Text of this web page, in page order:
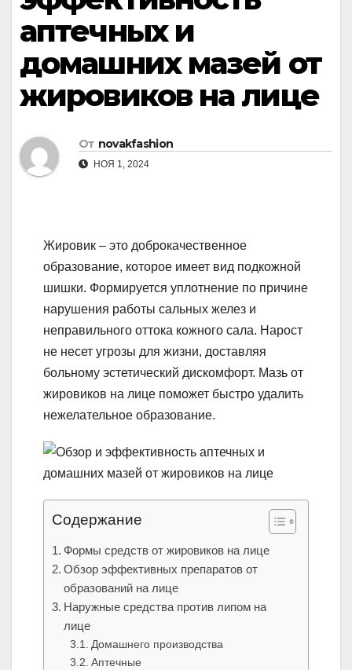
аптечных и
домашних мазей от
жировиков на лице
От novakfashion
НОЯ 1, 2024
Жировик – это доброкачественное
образование, которое имеет вид подкожной
шишки. Формируется уплотнение по причине
нарушения работы сальных желез и
неправильного оттока кожного сала. Нарост
не несет угрозы для жизни, доставляя
больному эстетический дискомфорт. Мазь от
жировиков на лице поможет быстро удалить
нежелательное образование.
Содержание
Формы средств от жировиков на лице
Обзор эффективных препаратов от
образований на лице
Наружные средства против липом на
лице
Домашнего производства
Аптечные